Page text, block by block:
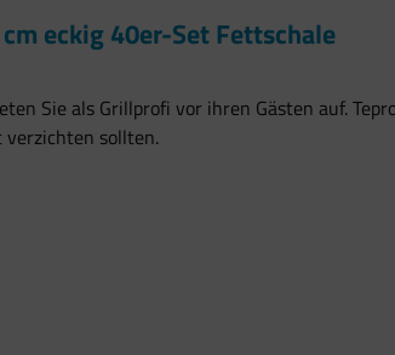
eckig 40er-Set Fettschale
Sie als Grillprofi vor ihren Gästen auf.
sollten.